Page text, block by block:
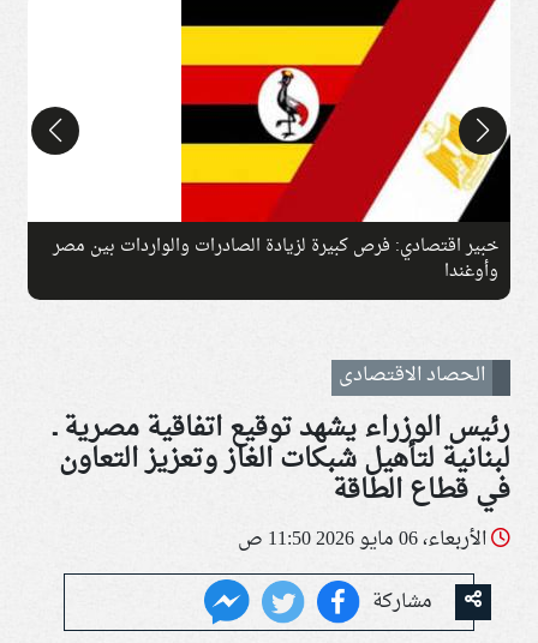
خبير اقتصادي: فرص كبيرة لزيادة الصادرات والواردات بين مصر
وأوغندا
الحصاد الاقتصادى
رئيس الوزراء يشهد توقيع اتفاقية مصرية ـ
لبنانية لتأهيل شبكات الغاز وتعزيز التعاون
في قطاع الطاقة
الأربعاء، 06 مايو 2026 11:50 ص
مشاركة